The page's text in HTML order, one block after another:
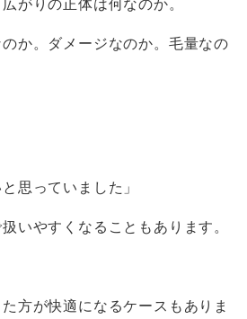
がりの正体は何なのか。
か。ダメージなのか。毛量なの
思っていました」
いやすくなることもあります。
方が快適になるケースもありま